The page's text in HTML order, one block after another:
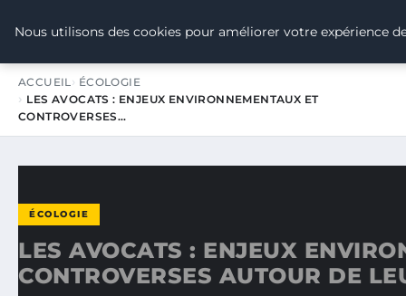
TOUR DE FRANCE POUR LE
ACCUEIL
ÉCOLOGIE
LES AVOCATS : ENJEUX ENVIRONNEMENTAUX ET
CONTROVERSES…
ÉCOLOGIE
LES AVOCATS : ENJEUX
CONTROVERSES AUTOUR DE
Nous utilisons des cookies pour améliorer votre expérience